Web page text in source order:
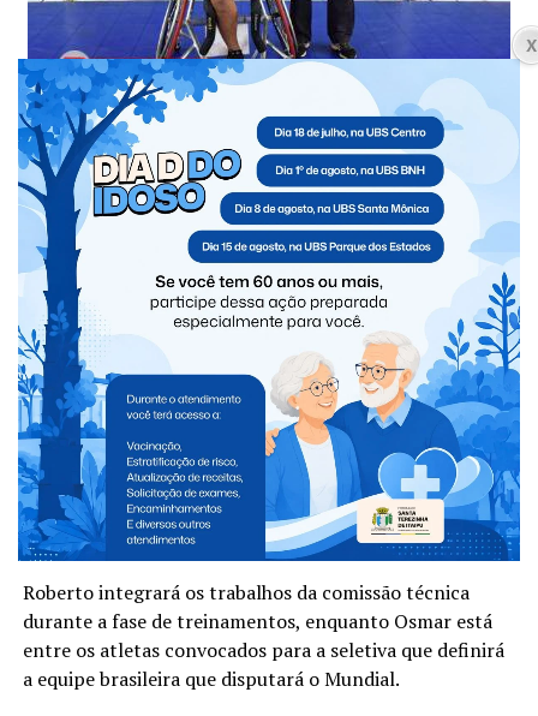
O técnico Roberto Sparenberg e o atleta Osmar Lopez
Ferreira, da equipe de handebol em cadeira de rodas de
São Miguel do Iguaçu, foram convocados para participar
da seletiva da Seleção Brasileira da modalidade. A etapa
de treinamentos será realizada entre os dias 9 e 14 de
agosto, em Cascavel-PR, reunindo atletas e profissionais
de diferentes regiões do país na preparação para o
Campeonato Mundial IHF de Handebol em Cadeira de
Rodas 2026, em Granollers, na Espanha.
Roberto integrará os trabalhos da comissão técnica
durante a fase de treinamentos, enquanto Osmar está
entre os atletas convocados para a seletiva que definirá
a equipe brasileira que disputará o Mundial.